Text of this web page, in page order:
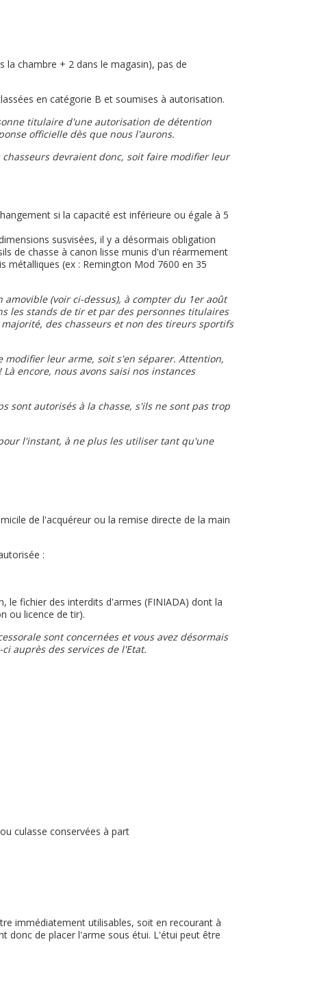
chambre + 2 dans le magasin), pas de
en catégorie B et soumises à autorisation.
titulaire d'une autorisation de détention
officielle dès que nous l'aurons.
devraient donc, soit faire modifier leur
si la capacité est inférieure ou égale à 5
susvisées, il y a désormais obligation
de chasse à canon lisse munis d'un réarmement
métalliques (ex : Remington Mod 7600 en 35
(voir ci-dessus), à compter du 1er août
les stands de tir et par des personnes titulaires
des chasseurs et non des tireurs sportifs
leur arme, soit s'en séparer. Attention,
encore, nous avons saisi nos instances
sont autorisés à la chasse, s'ils ne sont pas trop
l'instant, à ne plus les utiliser tant qu'une
de l'acquéreur ou la remise directe de la main
:
le fichier des interdits d'armes (FINIADA) dont la
ou licence de tir).
sont concernées et vous avez désormais
auprès des services de l'Etat.
culasse conservées à part
immédiatement utilisables, soit en recourant à
donc de placer l'arme sous étui. L'étui peut être